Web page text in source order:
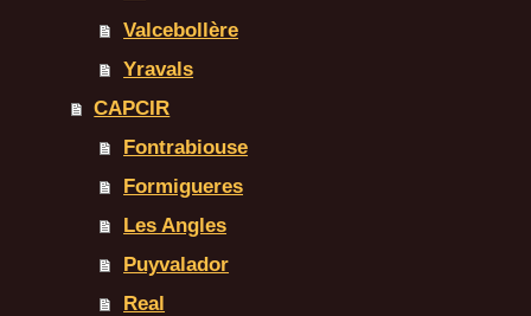
Valcebollère
Yravals
CAPCIR
Fontrabiouse
Formigueres
Les Angles
Puyvalador
Real